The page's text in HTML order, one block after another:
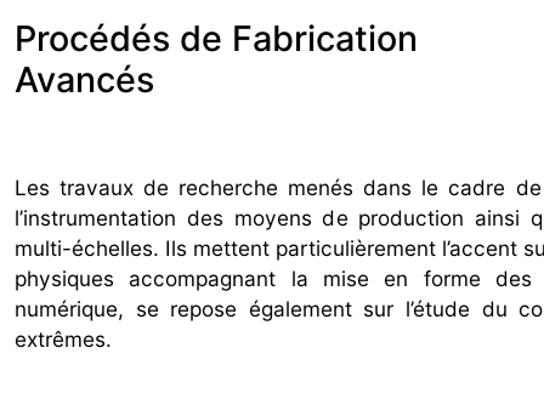
Procédés de Fabrication
Avancés
Les travaux de recherche menés dans le cadre
l’instrumentation des moyens de production ainsi
multi-échelles. Ils mettent particulièrement l’accent
physiques accompagnant la mise en forme
numérique, se repose également sur l’étude du
extrêmes.